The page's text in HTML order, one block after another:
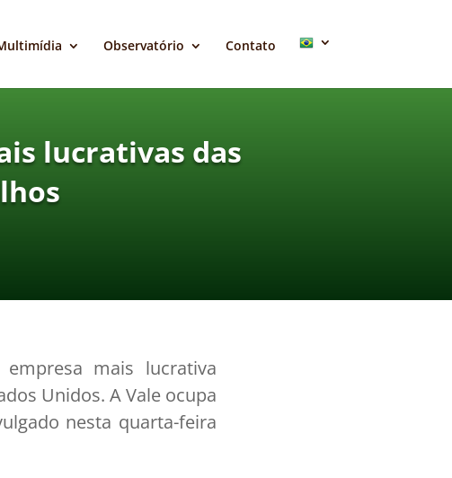
Observatório Contato
lucrativas das
mais lucrativa
Unidos. A Vale ocupa
nesta quarta-feira